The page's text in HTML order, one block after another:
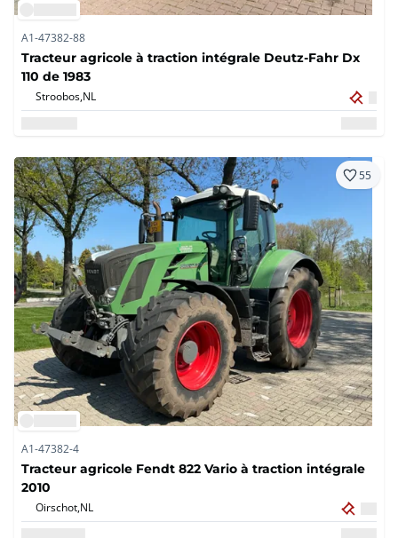
A1-47382-88
Tracteur agricole à traction intégrale Deutz-Fahr Dx
110 de 1983
Stroobos,NL
55
A1-47382-4
Tracteur agricole Fendt 822 Vario à traction intégrale
2010
Oirschot,NL